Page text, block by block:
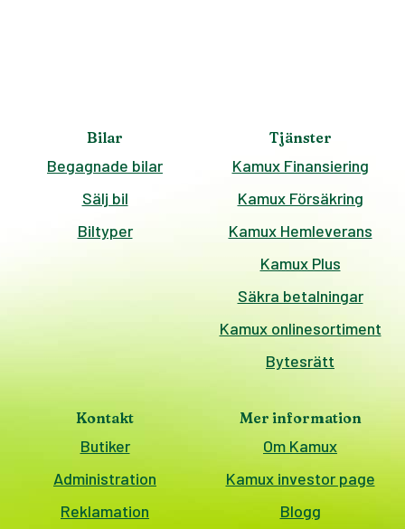
Bilar
Begagnade bilar
Sälj bil
Biltyper
Tjänster
Kamux Finansiering
Kamux Försäkring
Kamux Hemleverans
Kamux Plus
Säkra betalningar
Kamux onlinesortiment
Bytesrätt
Kontakt
Butiker
Administration
Reklamation
Mer information
Om Kamux
Kamux investor page
Blogg